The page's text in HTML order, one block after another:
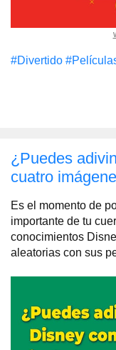
#Divertido
¿Puedes
cuatro
Es el momento de
importante de tu
conocimientos
aleatorias con sus